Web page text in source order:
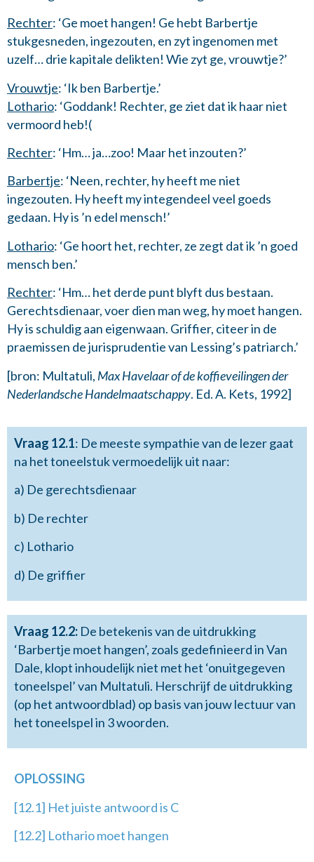
Rechter: ‘Ge moet hangen! Ge hebt Barbertje
stukgesneden, ingezouten, en zyt ingenomen met
uzelf… drie kapitale delikten! Wie zyt ge, vrouwtje?’
Vrouwtje: ‘Ik ben Barbertje.’
Lothario: ‘Goddank! Rechter, ge ziet dat ik haar niet
vermoord heb!(
Rechter: ‘Hm… ja…zoo! Maar het inzouten?’
Barbertje: ‘Neen, rechter, hy heeft me niet
ingezouten. Hy heeft my integendeel veel goeds
gedaan. Hy is ’n edel mensch!’
Lothario: ‘Ge hoort het, rechter, ze zegt dat ik ’n goed
mensch ben.’
Rechter: ‘Hm… het derde punt blyft dus bestaan.
Gerechtsdienaar, voer dien man weg, hy moet hangen.
Hy is schuldig aan eigenwaan. Griffier, citeer in de
praemissen de jurisprudentie van Lessing’s patriarch.’
[bron: Multatuli, Max Havelaar of de koffieveilingen der
Nederlandsche Handelmaatschappy. Ed. A. Kets, 1992]
Vraag 12.1: De meeste sympathie van de lezer gaat
na het toneelstuk vermoedelijk uit naar:
a) De gerechtsdienaar
b) De rechter
c) Lothario
d) De griffier
Vraag 12.2: De betekenis van de uitdrukking
‘Barbertje moet hangen’, zoals gedefinieerd in Van
Dale, klopt inhoudelijk niet met het ‘onuitgegeven
toneelspel’ van Multatuli. Herschrijf de uitdrukking
(op het antwoordblad) op basis van jouw lectuur van
het toneelspel in 3 woorden.
OPLOSSING
[12.1] Het juiste antwoord is C
[12.2] Lothario moet hangen